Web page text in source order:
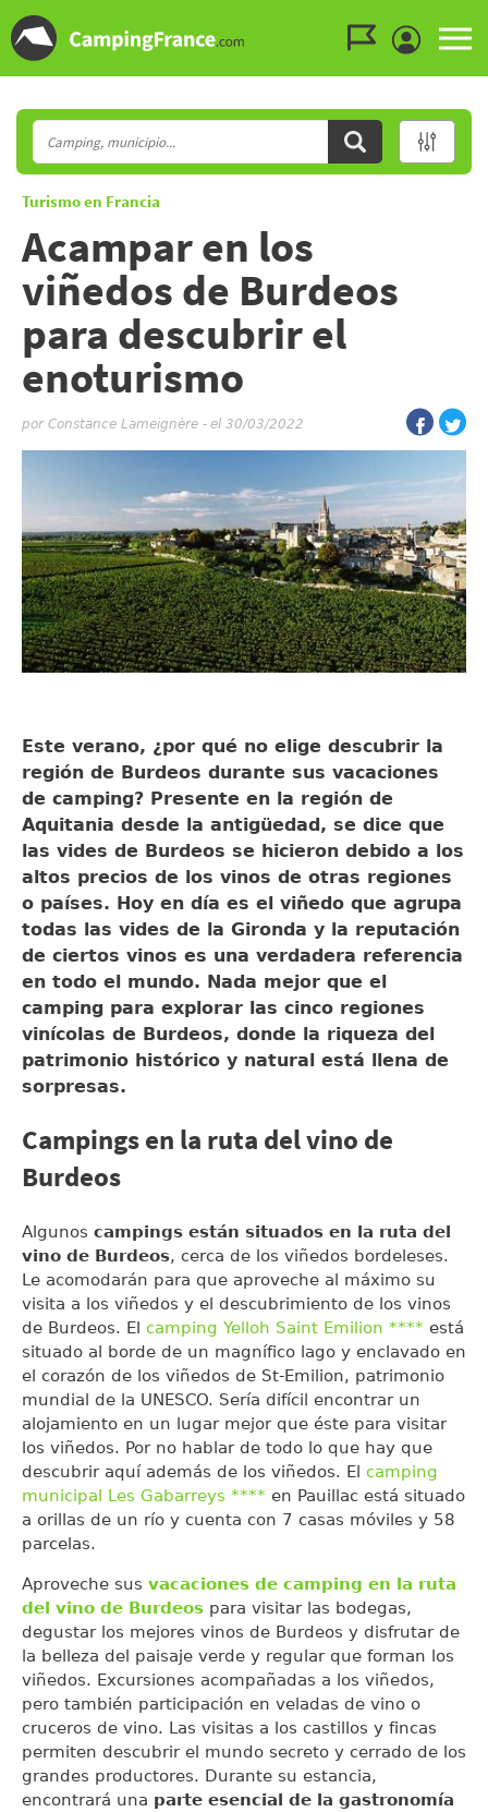
Turismo en Francia
Acampar en los
viñedos de Burdeos
para descubrir el
enoturismo
por Constance Lameignère - el 30/03/2022
Este verano, ¿por qué no elige descubrir la
región de Burdeos durante sus vacaciones
de camping? Presente en la región de
Aquitania desde la antigüedad, se dice que
las vides de Burdeos se hicieron debido a los
altos precios de los vinos de otras regiones
o países. Hoy en día es el viñedo que agrupa
todas las vides de la Gironda y la reputación
de ciertos vinos es una verdadera referencia
en todo el mundo. Nada mejor que el
camping para explorar las cinco regiones
vinícolas de Burdeos, donde la riqueza del
patrimonio histórico y natural está llena de
sorpresas.
Campings en la ruta del vino de
Burdeos
Algunos campings están situados en la ruta del
vino de Burdeos, cerca de los viñedos bordeleses.
Le acomodarán para que aproveche al máximo su
visita a los viñedos y el descubrimiento de los vinos
de Burdeos. El camping Yelloh Saint Emilion **** está
situado al borde de un magnífico lago y enclavado en
el corazón de los viñedos de St-Emilion, patrimonio
mundial de la UNESCO. Sería difícil encontrar un
alojamiento en un lugar mejor que éste para visitar
los viñedos. Por no hablar de todo lo que hay que
descubrir aquí además de los viñedos. El camping
municipal Les Gabarreys **** en Pauillac está situado
a orillas de un río y cuenta con 7 casas móviles y 58
parcelas.
Aproveche sus vacaciones de camping en la ruta
del vino de Burdeos para visitar las bodegas,
degustar los mejores vinos de Burdeos y disfrutar de
la belleza del paisaje verde y regular que forman los
viñedos. Excursiones acompañadas a los viñedos,
pero también participación en veladas de vino o
cruceros de vino. Las visitas a los castillos y fincas
permiten descubrir el mundo secreto y cerrado de los
grandes productores. Durante su estancia,
encontrará una parte esencial de la gastronomía